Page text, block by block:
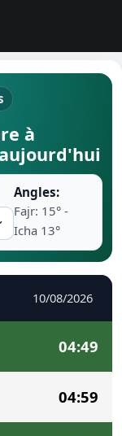
Heure de
Ramadan
Comment
à
Angles:
Fajr: 15° -
Icha 13°
10/08/2026
04:49
04:59